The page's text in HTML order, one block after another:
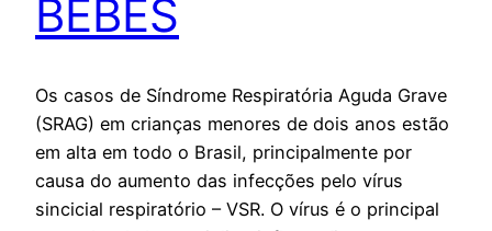
BEBÊS
Os casos de Síndrome Respiratória Aguda Grave
(SRAG) em crianças menores de dois anos estão
em alta em todo o Brasil, principalmente por
causa do aumento das infecções pelo vírus
sincicial respiratório – VSR. O vírus é o principal